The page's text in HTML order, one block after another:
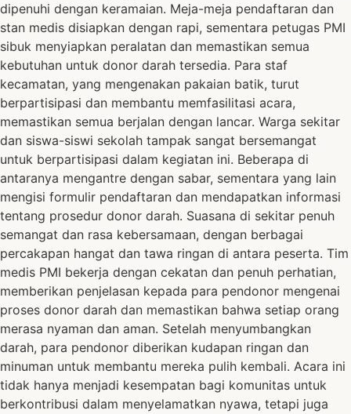
dipenuhi dengan keramaian. Meja-meja pendaftaran dan
stan medis disiapkan dengan rapi, sementara petugas PMI
sibuk menyiapkan peralatan dan memastikan semua
kebutuhan untuk donor darah tersedia. Para staf
kecamatan, yang mengenakan pakaian batik, turut
berpartisipasi dan membantu memfasilitasi acara,
memastikan semua berjalan dengan lancar. Warga sekitar
dan siswa-siswi sekolah tampak sangat bersemangat
untuk berpartisipasi dalam kegiatan ini. Beberapa di
antaranya mengantre dengan sabar, sementara yang lain
mengisi formulir pendaftaran dan mendapatkan informasi
tentang prosedur donor darah. Suasana di sekitar penuh
semangat dan rasa kebersamaan, dengan berbagai
percakapan hangat dan tawa ringan di antara peserta. Tim
medis PMI bekerja dengan cekatan dan penuh perhatian,
memberikan penjelasan kepada para pendonor mengenai
proses donor darah dan memastikan bahwa setiap orang
merasa nyaman dan aman. Setelah menyumbangkan
darah, para pendonor diberikan kudapan ringan dan
minuman untuk membantu mereka pulih kembali. Acara ini
tidak hanya menjadi kesempatan bagi komunitas untuk
berkontribusi dalam menyelamatkan nyawa, tetapi juga